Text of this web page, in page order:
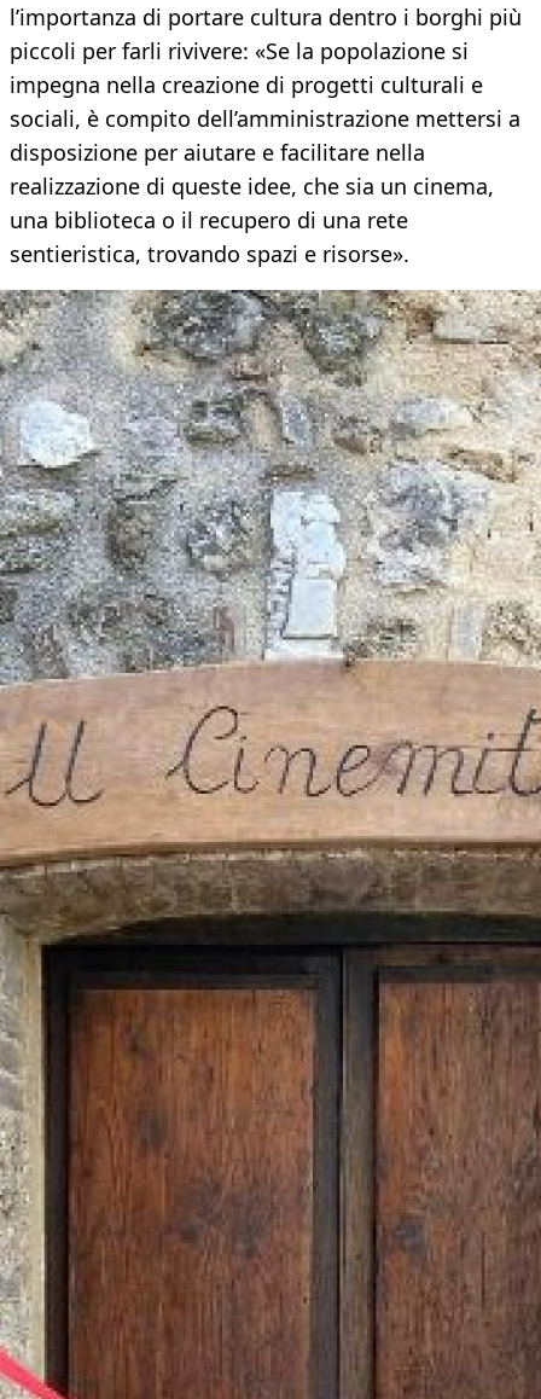
l’importanza di portare cultura dentro i borghi più
piccoli per farli rivivere: «Se la popolazione si
impegna nella creazione di progetti culturali e
sociali, è compito dell’amministrazione mettersi a
disposizione per aiutare e facilitare nella
realizzazione di queste idee, che sia un cinema,
una biblioteca o il recupero di una rete
sentieristica, trovando spazi e risorse».